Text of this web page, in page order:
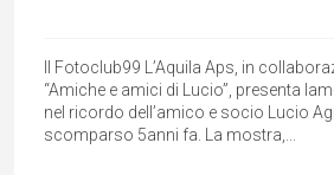
Il Fotoclub99 L’Aquila Aps, in
“Amiche e amici di Lucio”, presenta
nel ricordo dell’amico e socio Lucio
scomparso 5anni fa. La mostra,...